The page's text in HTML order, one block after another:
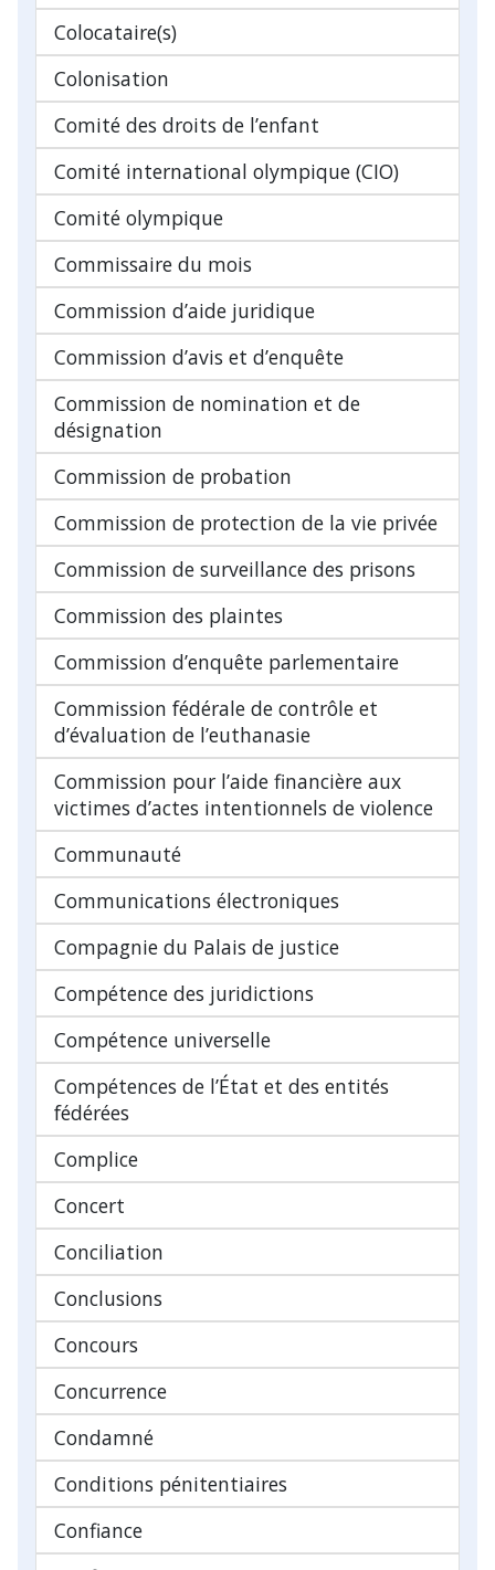
Colocataire(s)
Colonisation
Comité des droits de l’enfant
Comité international olympique (CIO)
Comité olympique
Commissaire du mois
Commission d’aide juridique
Commission d’avis et d’enquête
Commission de nomination et de
désignation
Commission de probation
Commission de protection de la vie privée
Commission de surveillance des prisons
Commission des plaintes
Commission d’enquête parlementaire
Commission fédérale de contrôle et
d’évaluation de l’euthanasie
Commission pour l’aide financière aux
victimes d’actes intentionnels de violence
Communauté
Communications électroniques
Compagnie du Palais de justice
Compétence des juridictions
Compétence universelle
Compétences de l’État et des entités
fédérées
Complice
Concert
Conciliation
Conclusions
Concours
Concurrence
Condamné
Conditions pénitentiaires
Confiance